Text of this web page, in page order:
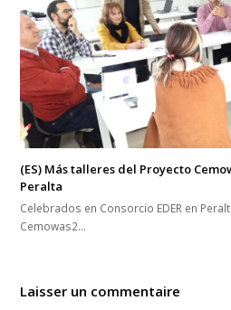
(ES) Más talleres del Proyecto
Peralta
Celebrados en Consorcio EDER en
Cemowas2…
Laisser un commentaire